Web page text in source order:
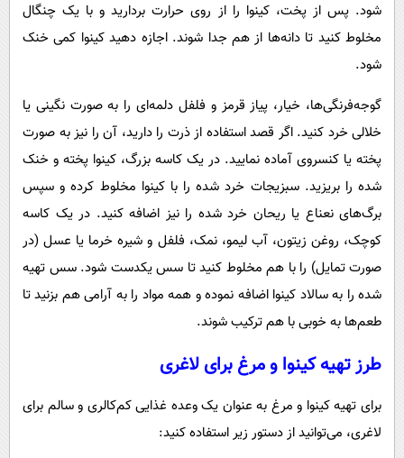
شود. پس از پخت، کینوا را از روی حرارت بردارید و با یک چنگال
مخلوط کنید تا دانه‌ها از هم جدا شوند. اجازه دهید کینوا کمی خنک
شود.
گوجه‌فرنگی‌ها، خیار، پیاز قرمز و فلفل دلمه‌ای را به صورت نگینی یا
خلالی خرد کنید. اگر قصد استفاده از ذرت را دارید، آن را نیز به صورت
پخته یا کنسروی آماده نمایید. در یک کاسه بزرگ، کینوا پخته و خنک
شده را بریزید. سبزیجات خرد شده را با کینوا مخلوط کرده و سپس
برگ‌های نعناع یا ریحان خرد شده را نیز اضافه کنید. در یک کاسه
کوچک، روغن زیتون، آب لیمو، نمک، فلفل و شیره خرما یا عسل (در
صورت تمایل) را با هم مخلوط کنید تا سس یکدست شود. سس تهیه
شده را به سالاد کینوا اضافه نموده و همه مواد را به آرامی هم بزنید تا
طعم‌ها به خوبی با هم ترکیب شوند.
طرز تهیه کینوا و مرغ برای لاغری
برای تهیه کینوا و مرغ به عنوان یک وعده غذایی کم‌کالری و سالم برای
لاغری، می‌توانید از دستور زیر استفاده کنید: